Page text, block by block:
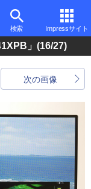
検索 Impressサイト
」 (16/27)
次の画像